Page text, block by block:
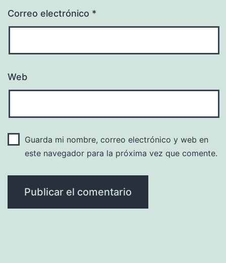
Correo electrónico *
Web
Guarda mi nombre, correo electrónico y web en
este navegador para la próxima vez que comente.